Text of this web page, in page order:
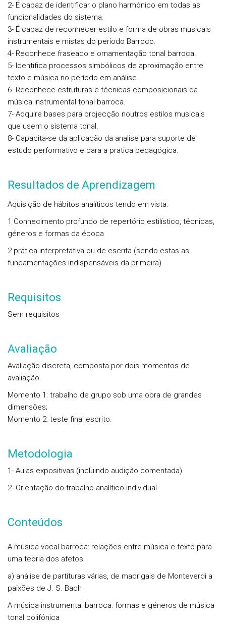
2- É capaz de identificar o plano harmónico em todas as
funcionalidades do sistema.
3- É capaz de reconhecer estilo e forma de obras musicais
instrumentais e mistas do período Barroco.
4- Reconhece fraseado e ornamentação tonal barroca.
5- Identifica processos simbólicos de aproximação entre
texto e música no período em análise.
6- Reconhece estruturas e técnicas composicionais da
música instrumental tonal barroca.
7- Adquire bases para projecção noutros estilos musicais
que usem o sistema tonal.
8- Capacita-se da aplicação da analise para suporte de
estudo performativo e para a pratica pedagógica.
Resultados de Aprendizagem
Aquisição de hábitos analíticos tendo em vista:
1 Conhecimento profundo de repertório estilístico, técnicas,
géneros e formas da época
2 prática interpretativa ou de escrita (sendo estas as
fundamentações indispensáveis da primeira)
Requisitos
Sem requisitos
Avaliação
Avaliação discreta, composta por dois momentos de
avaliação.
Momento 1: trabalho de grupo sob uma obra de grandes
dimensões;
Momento 2: teste final escrito.
Metodologia
1- Aulas expositivas (incluindo audição comentada)
2- Orientação do trabalho analítico individual
Conteúdos
A música vocal barroca: relações entre música e texto para
uma teoria dos afetos
a) análise de partituras várias, de madrigais de Monteverdi a
paixões de J. S. Bach
A música instrumental barroca: formas e géneros de música
tonal polifónica